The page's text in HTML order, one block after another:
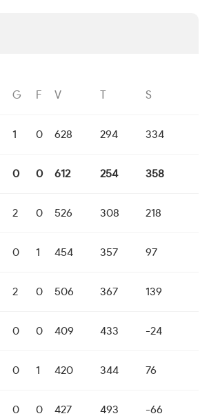
G F V T S
1 0 628 294 334
0 0 612 254 358
2 0 526 308 218
0 1 454 357 97
2 0 506 367 139
0 0 409 433 -24
0 1 420 344 76
0 0 427 493 -66